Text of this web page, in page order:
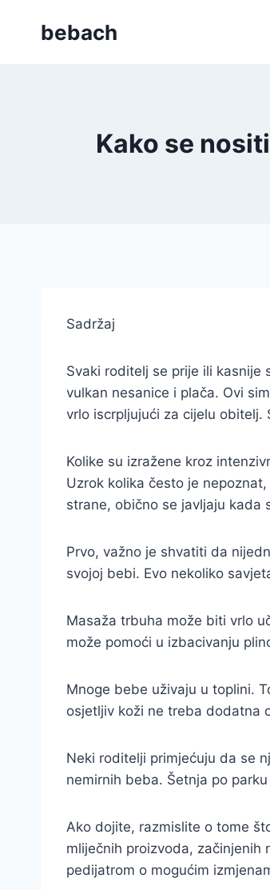
bebach
Kako se
Sadržaj
Svaki roditelj se prije ili kasnije
vulkan nesanice i plača. Ovi
vrlo iscrpljujući za cijelu
Kolike su izražene kroz
Uzrok kolika često je
strane, obično se javljaju kada
Prvo, važno je shvatiti da
svojoj bebi. Evo nekoliko
Masaža trbuha može biti vrlo
može pomoći u izbacivanju
Mnoge bebe uživaju u toplini.
osjetljiv koži ne treba dodatna
Neki roditelji primjećuju da se
nemirnih beba. Šetnja po
Ako dojite, razmislite o tome
mliječnih proizvoda, začinjenih
pedijatrom o mogućim